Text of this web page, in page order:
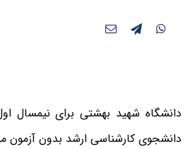
دانشجوی کارشناسی ارشد بدون آزمون